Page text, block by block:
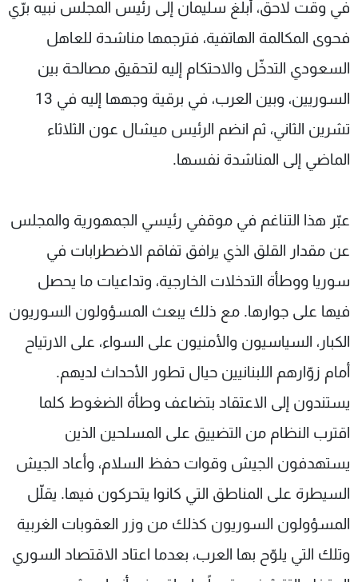
في وقت لاحق، أبلغ سليمان إلى رئيس المجلس نبيه برّي
فحوى المكالمة الهاتفية، فترجمها مناشدة للعاهل
السعودي التدخّل والاحتكام إليه لتحقيق مصالحة بين
السوريين، وبين العرب، في برقية وجهها إليه في 13
تشرين الثاني، ثم انضم الرئيس ميشال عون الثلاثاء
الماضي إلى المناشدة نفسها.
عبّر هذا التناغم في موقفي رئيسي الجمهورية والمجلس
عن مقدار القلق الذي يرافق تفاقم الاضطرابات في
سوريا ووطأة التدخلات الخارجية، وتداعيات ما يحصل
فيها على جوارها. مع ذلك يبعث المسؤولون السوريون
الكبار، السياسيون والأمنيون على السواء، على الارتياح
أمام زوّارهم اللبنانيين حيال تطور الأحداث لديهم.
يستندون إلى الاعتقاد بتضاعف وطأة الضغوط كلما
اقترب النظام من التضييق على المسلحين الذين
يستهدفون الجيش وقوات حفظ السلام، وأعاد الجيش
السيطرة على المناطق التي كانوا يتحركون فيها. يقلّل
المسؤولون السوريون كذلك من وزر العقوبات الغربية
وتلك التي يلوّح بها العرب، بعدما اعتاد الاقتصاد السوري